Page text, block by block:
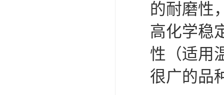
的耐磨性
高化学稳
性（适用
很广的品